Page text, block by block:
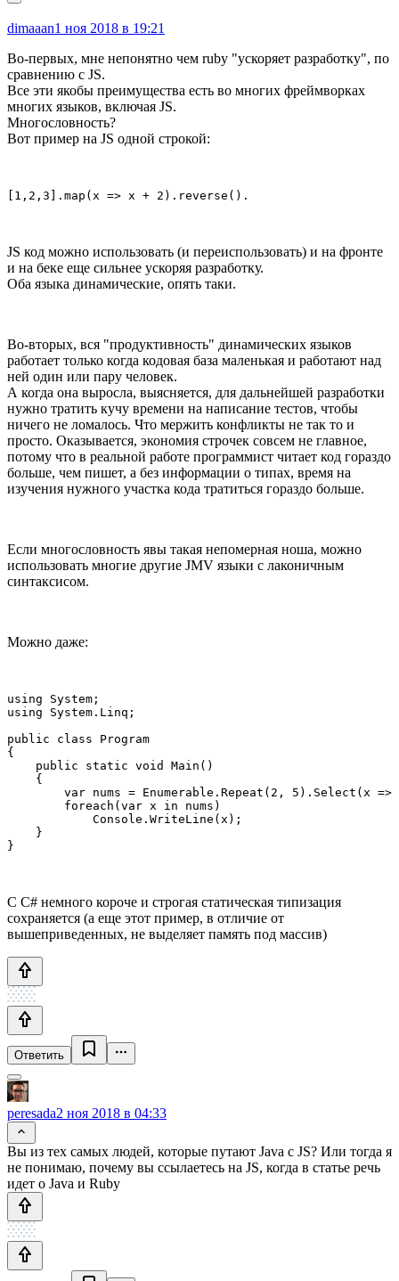
dimaaan1 ноя 2018 в 19:21
Во-первых, мне непонятно чем ruby "ускоряет разработку", по
сравнению с JS.
Все эти якобы преимущества есть во многих фреймворках
многих языков, включая JS.
Многословность?
Вот пример на JS одной строкой:
[1,2,3].map(x => x + 2).reverse().
JS код можно использовать (и переиспользовать) и на фронте
и на беке еще сильнее ускоряя разработку.
Оба языка динамические, опять таки.
Во-вторых, вся "продуктивность" динамических языков
работает только когда кодовая база маленькая и работают над
ней один или пару человек.
А когда она выросла, выясняется, для дальнейшей разработки
нужно тратить кучу времени на написание тестов, чтобы
ничего не ломалось. Что мержить конфликты не так то и
просто. Оказывается, экономия строчек совсем не главное,
потому что в реальной работе программист читает код гораздо
больше, чем пишет, а без информации о типах, время на
изучения нужного участка кода тратиться гораздо больше.
Если многословность явы такая непомерная ноша, можно
использовать многие другие JMV языки с лаконичным
синтаксисом.
Можно даже:
using System;
using System.Linq;
public class Program
{
    public static void Main()
    {
var nums = Enumerable.Repeat(2, 5).Select(x =>
        foreach(var x in nums)
            Console.WriteLine(x);
    }
}
С С# немного короче и строгая статическая типизация
сохраняется (а еще этот пример, в отличие от
вышеприведенных, не выделяет память под массив)
Ответить
peresada2 ноя 2018 в 04:33
Вы из тех самых людей, которые путают Java с JS? Или тогда я
не понимаю, почему вы ссылаетесь на JS, когда в статье речь
идет о Java и Ruby